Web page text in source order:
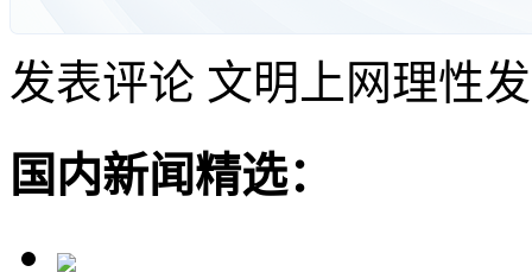
发表评论 文明上网理性
国内新闻精选：